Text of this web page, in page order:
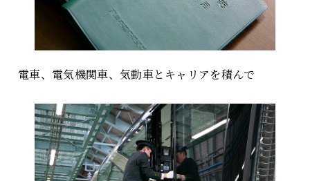
電車、電気機関車、気動車とキャリアを積んで